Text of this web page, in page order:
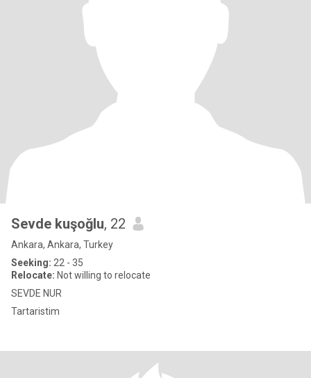
Sevde kuşoğlu, 22
Ankara, Ankara, Turkey
Seeking: 22 - 35
Relocate: Not willing to relocate
SEVDE NUR
Tartaristim